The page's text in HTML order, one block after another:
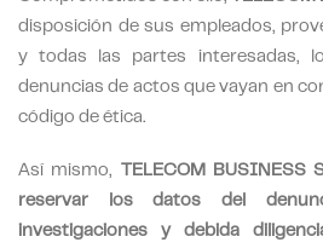
disposición de sus empleados,
y todas las partes interesadas,
denuncias de actos que vayan en
código de ética.
Así mismo,
TELECOM
reservar los datos del
investigaciones y debida